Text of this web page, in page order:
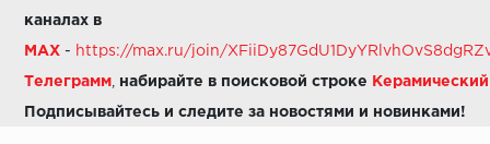
каналах в
MAX - https://max.ru/join/
Телеграмм набирайте в поисковой строке Керамический
Подписывайтесь и следите за новостями и новинками!